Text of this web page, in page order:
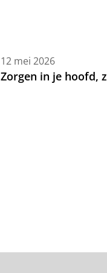
12 mei 2026
Zorgen in je hoofd,